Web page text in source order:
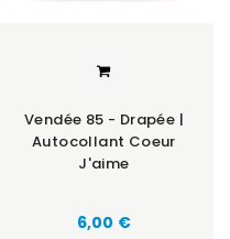
Vendée 85 - Drapée |
Autocollant Coeur
J'aime
Prix
6,00 €